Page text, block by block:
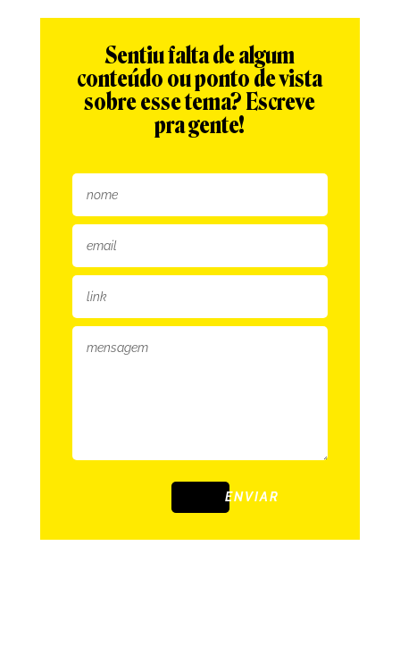
Sentiu falta de algum
conteúdo ou ponto de vista
sobre esse tema? Escreve
pra gente!
ENVIAR